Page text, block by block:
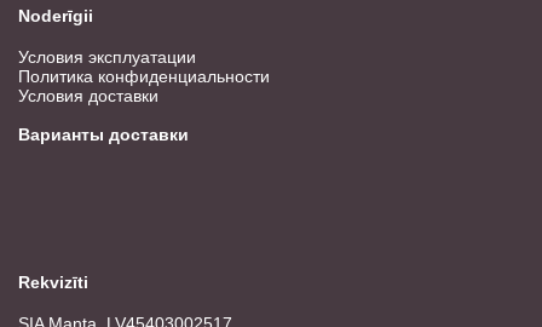
Noderīgii
Условия эксплуатации
Политика конфиденциальности
Условия доставки
Варианты доставки
Rekvizīti